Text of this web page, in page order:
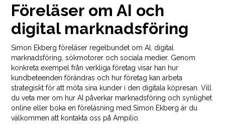
Föreläser om AI och
digital marknadsföring
Simon Ekberg föreläser regelbundet om AI, digital
marknadsföring, sökmotorer och sociala medier. Genom
konkreta exempel från verkliga företag visar han hur
kundbeteenden förändras och hur företag kan arbeta
strategiskt för att möta sina kunder i den digitala köpresan. Vill
du veta mer om hur AI påverkar marknadsföring och synlighet
online eller boka en föreläsning med Simon Ekberg är du
välkommen att kontakta oss på Ampilio.